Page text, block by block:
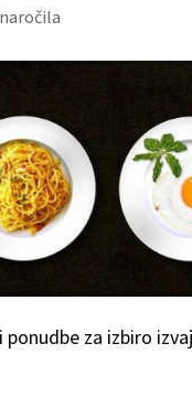
za izbiro